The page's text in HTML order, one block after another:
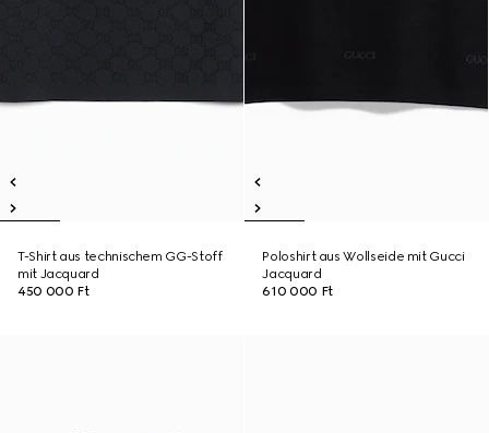
T-Shirt aus technischem GG-Stoff
mit Jacquard
450 000 Ft
Poloshirt aus Wollseide mit Gucci
Jacquard
610 000 Ft